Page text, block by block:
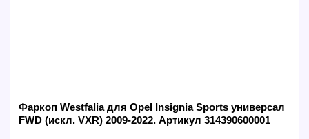
Фаркоп Westfalia для Opel Insignia Sports универсал
FWD (искл. VXR) 2009-2022. Артикул 314390600001